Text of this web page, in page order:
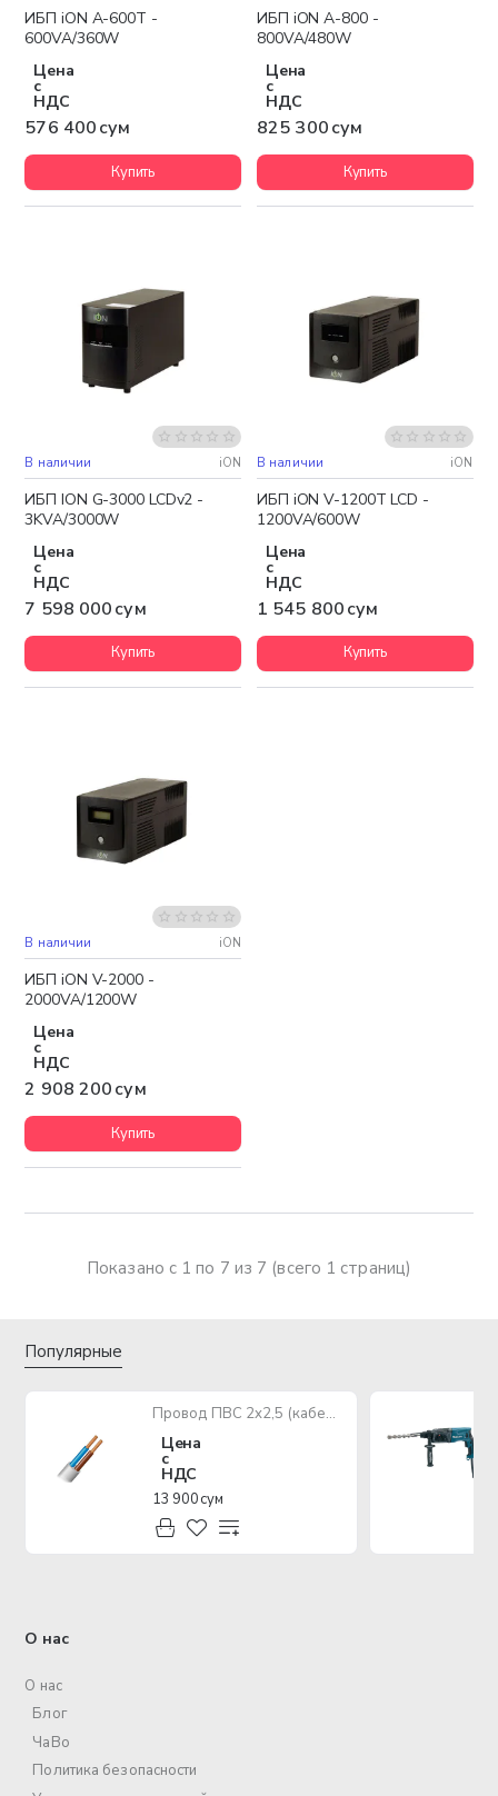
ИБП iON A-600Т -
600VA/360W
Цена
с
НДС
576 400 сум
Купить
ИБП iON A-800 -
800VA/480W
Цена
с
НДС
825 300 сум
Купить
Бесплатная доставка
В наличии iON
ИБП ION G-3000 LCDv2 -
3KVA/3000W
Цена
с
НДС
7 598 000 сум
Купить
Бесплатная доставка
В наличии iON
ИБП iON V-1200T LCD -
1200VA/600W
Цена
с
НДС
1 545 800 сум
Купить
Бесплатная доставка
В наличии iON
ИБП iON V-2000 -
2000VA/1200W
Цена
с
НДС
2 908 200 сум
Купить
Показано с 1 по 7 из 7 (всего 1 страниц)
Популярные
Провод ПВС 2х2,5 (кабель медный многожильный)
Цена
с
НДС
13 900 сум
О нас
О нас
Блог
ЧаВо
Политика безопасности